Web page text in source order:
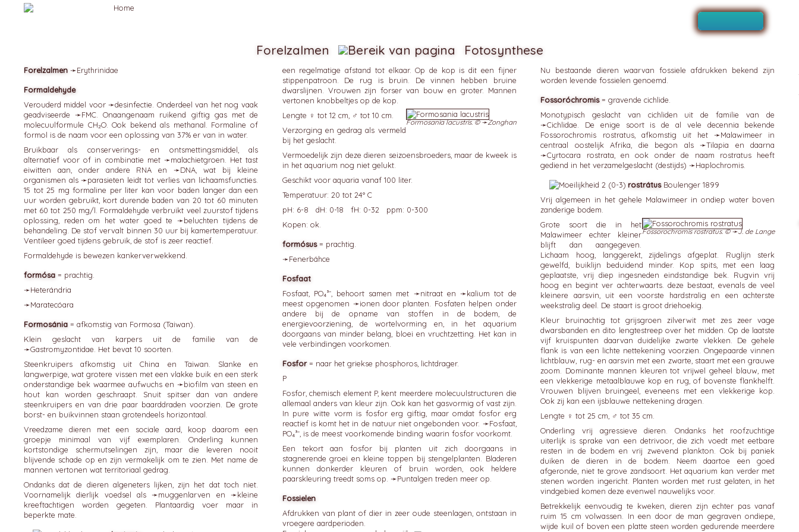
Forelzalmen Fotosynthese
Forelzalmen ➛Erythrinidae
Formaldehyde
Verouderd middel voor ➛desinfectie . Onderdeel van het nog vaak
geadviseerde ➛FMC . Onaangenaam ruikend giftig gas met de
molecuulformule CH₂O. Ook bekend als methanal. Formaline of
formol is de naam voor een oplossing van 37% er van in water.
Bruikbaar als conserverings- en ontsmettingsmiddel, als
alternatief voor of in combinatie met ➛malachietgroen . Het tast
eiwitten aan, onder andere RNA en ➛DNA , wat bij kleine
organismen als ➛parasieten leidt tot verlies van lichaamsfuncties.
15 tot 25 mg formaline per liter kan voor baden langer dan een
uur worden gebruikt, kort durende baden van 20 tot 60 minuten
met 60 tot 250 mg/l. Formaldehyde verbruikt veel zuurstof tijdens
oplossing, reden om het water goed te ➛beluchten tijdens de
behandeling. De stof vervalt binnen 30 uur bij kamertemperatuur.
Ventileer goed tijdens gebruik, de stof is zeer reactief.
Formaldehyde is bewezen kankerverwekkend.
formósa = prachtig.
➛Heterándria
➛Maratecóara
Formosánia = afkomstig van Formosa (Taiwan).
Klein geslacht van karpers uit de familie van de
➛Gastromyzontidae . Het bevat 10 soorten.
Steenkruipers afkomstig uit China en Taiwan. Slanke en
langwerpige, wat grotere vissen met een vlakke buik en een sterk
onderstandige bek waarmee aufwuchs en ➛biofilm van steen en
hout kan worden geschraapt. Snuit spitser dan van andere
steenkruipers en van drie paar baarddraden voorzien. De grote
borst- en buikvinnen staan grotendeels horizontaal.
Vreedzame dieren met een sociale aard, koop daarom een
groepje minimaal van vijf exemplaren. Onderling kunnen
kortstondige schermutselingen zijn, maar die leveren nooit
blijvende schade op en zijn vermakelijk om te zien. Met name de
mannen vertonen wat territoriaal gedrag.
Ondanks dat de dieren algeneters lijken, zijn het dat toch niet.
Voornamelijk dierlijk voedsel als ➛muggenlarven en ➛kleine
kreeftachtigen worden gegeten. Plantaardig voer maar in
beperkte mate.
een regelmatige afstand tot elkaar. Op de kop is dit een fijner
stippenpatroon. De rug is bruin. De vinnen hebben bruine
dwarslijnen. Vrouwen zijn forser van bouw en groter. Mannen
vertonen knobbeltjes op de kop.
Formosania lacustris. © ➛Zonghan
Lengte ♀ tot 12 cm, ♂ tot 10 cm.
Verzorging en gedrag als vermeld
bij het geslacht.
Vermoedelijk zijn deze dieren seizoensbroeders, maar de kweek is
in het aquarium nog niet gelukt.
Geschikt voor aquaria vanaf 100 liter.
Temperatuur: 20 tot 24° C
pH: 6-8 dH: 0-18 fH: 0-32 ppm: 0-300
Kopen: ok.
formósus = prachtig.
➛Fenerbáhce
Fosfaat
Fosfaat, PO₄³⁻, behoort samen met ➛nitraaten ➛kalium tot de
meest opgenomen ➛ionen door planten. Fosfaten helpen onder
andere bij de opname van stoffen in de bodem, de
energievoorziening, de wortelvorming en, in het aquarium
doorgaans van minder belang, bloei en vruchtzetting. Het kan in
vele verbindingen voorkomen.
Fosfor = naar het griekse phosphoros, lichtdrager.
P
Fosfor, chemisch element P, kent meerdere molecuulstructuren die
allemaal anders van kleur zijn. Ook kan het gasvormig of vast zijn.
In pure witte vorm is fosfor erg giftig, maar omdat fosfor erg
reactief is komt het in de natuur niet ongebonden voor. ➛Fosfaat,
PO₄³⁻, is de meest voorkomende binding waarin fosfor voorkomt.
Een tekort aan fosfor bij planten uit zich doorgaans in
stagnerende groei en kleine toppen bij stengelplanten. Bladeren
kunnen donkerder kleuren of bruin worden, ook heldere
paarskleuring treedt soms op. ➛Puntalgen treden meer op.
Fossielen
Afdrukken van plant of dier in zeer oude steenlagen, ontstaan in
vroegere aardperioden.
Nu bestaande dieren waarvan fossiele afdrukken bekend zijn
worden levende fossielen genoemd.
Fossoróchromis = gravende cichlide.
Monotypisch geslacht van cichliden uit de familie van de
➛Cichlidae . De enige soort is de al vele decennia bekende
Fossorochromis rostratus, afkomstig uit het ➛Malawimeer in
centraal oostelijk Afrika, die begon als ➛Tilapia en daarna
➛Cyrtocara rostrata, en ook onder de naam rostratus heeft
gediend in het verzamelgeslacht (destijds) ➛Haplochromis
rostrátusBoulenger 1899
Vrij algemeen in het gehele Malawimeer in ondiep water boven
zanderige bodem.
Fossorochromis rostratus. © ➛J. de Lange
Grote soort die in het
Malawimeer echter kleiner
blijft dan aangegeven.
Lichaam hoog, langgerekt, zijdelings afgeplat. Ruglijn sterk
gewelfd, buiklijn beduidend minder. Kop spits, met een laag
geplaatste, vrij diep ingesneden eindstandige bek. Rugvin vrij
hoog en begint ver achterwaarts. deze bestaat, evenals de veel
kleinere aarsvin, uit een voorste hardstralig en een achterste
weekstralig deel. De staart is groot driehoekig.
Kleur bruinachtig tot grijsgroen zilverwit met zes zeer vage
dwarsbanden en dito lengtestreep over het midden. Op de laatste
vijf kruispunten daarvan duidelijke zwarte vlekken. De gehele
flank is van een lichte nettekening voorzien. Ongepaarde vinnen
lichtblauw, rug- en aarsvin met een zwarte, staart met een grauwe
zoom. Dominante mannen kleuren tot vrijwel geheel blauw, met
een vlekkerige metaalblauwe kop en rug, of bovenste flankhelft.
Vrouwen blijven bruingeel, eveneens met een vlekkerige kop.
Ook zij kan een ijsblauwe nettekening dragen.
Lengte ♀ tot 25 cm, ♂ tot 35 cm.
Onderling vrij agressieve dieren. Ondanks het roofzuchtige
uiterlijk is sprake van een detrivoor, die zich voedt met eetbare
resten in de bodem en vrij zwevend plankton. Ook bij paniek
duiken de dieren in de bodem. Neem daartoe een goed
afgeronde, niet te grove zandsoort. Het aquarium kan verder met
stenen worden ingericht. Planten worden met rust gelaten, in het
vindgebied komen deze evenwel nauwelijks voor.
Betrekkelijk eenvoudig te kweken, dieren zijn echter pas vanaf
ruim 15 cm volwassen. In een door de man gegraven ondiepe,
wijde kuil of boven een platte steen worden gedurende meerdere